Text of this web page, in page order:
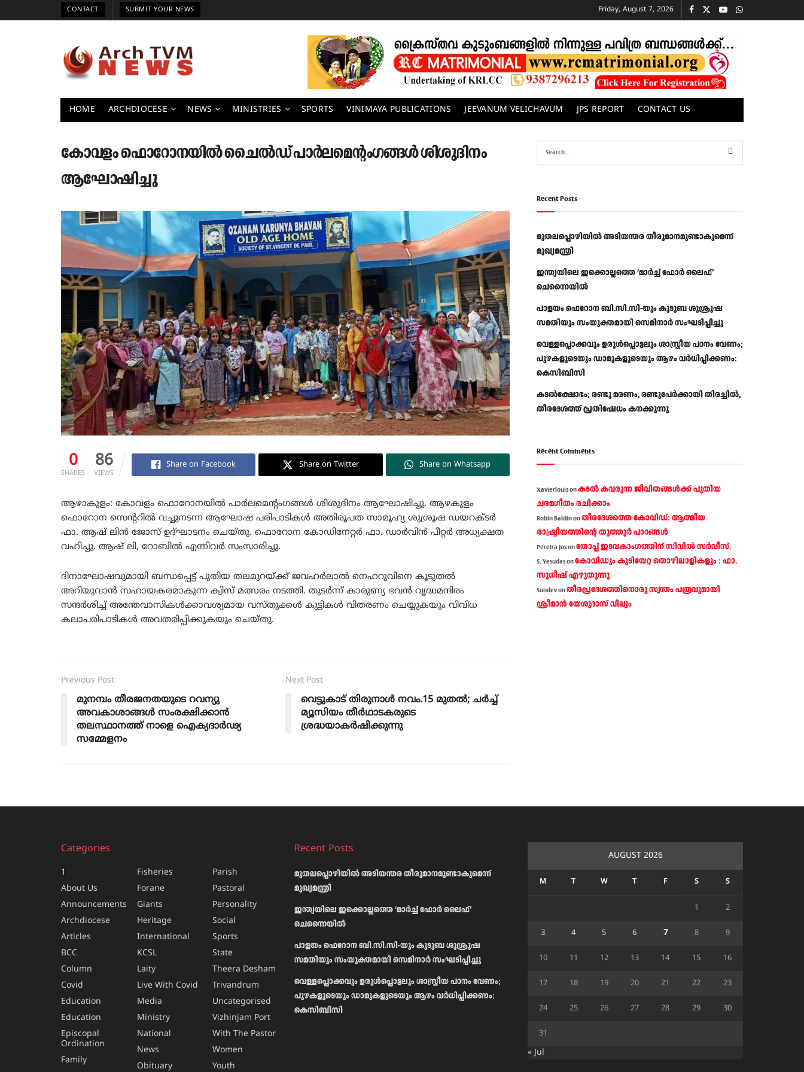
CONTACT SUBMIT YOUR NEWS Friday, August 7, 2026
HOME ARCHDIOCESE NEWS MINISTRIES SPORTS VINIMAYA PUBLICATIONS JEEVANUM VELICHAVUM JPS REPORT CONTACT US
കോവളം ഫൊറോനയിൽ ചൈൽഡ് പാർലമെന്റംഗങ്ങൾ ശിശുദിനം
ആഘോഷിച്ചു
0
SHARES
86
VIEWS
Share on Facebook Share on Twitter Share on Whatsapp
ആഴാകുളം: കോവളം ഫൊറോനയിൽ പാർലമെന്റംഗങ്ങൾ ശിശുദിനം ആഘോഷിച്ചു. ആഴകുളം
ഫൊറോന സെന്ററിൽ വച്ചുനടന്ന ആഘോഷ പരിപാടികൾ അതിരൂപത സാമൂഹ്യ ശുശ്രൂഷ ഡയറക്ടർ
ഫാ. ആഷ് ലിൻ ജോസ് ഉദ്ഘാടനം ചെയ്തു. ഫൊറോന കോഡിനേറ്റർ ഫാ. ഡാർവിൻ പീറ്റർ അധ്യക്ഷത
വഹിച്ചു. ആഷ് ലി, റോബിൽ എന്നിവർ സംസാരിച്ചു.
ദിനാഘോഷവുമായി ബന്ധപ്പെട്ട് പുതിയ തലമുറയ്ക്ക് ജവഹർലാൽ നെഹറുവിനെ കൂടുതൽ
അറിയുവാൻ സഹായകരമാകുന്ന ക്വിസ് മത്സരം നടത്തി. തുടർന്ന് കാരുണ്യ ഭവൻ വൃദ്ധമന്ദിരം
സന്ദർശിച്ച് അന്തേവാസികൾക്കാവശ്യമായ വസ്തുക്കൾ കുട്ടികൾ വിതരണം ചെയ്യുകയും വിവിധ
കലാപരിപാടികൾ അവതരിപ്പിക്കുകയും ചെയ്തു.
Previous Post
മുനമ്പം തീരജനതയുടെ റവന്യു
അവകാശാങ്ങൾ സംരക്ഷിക്കാൻ
തലസ്ഥാനത്ത് നാളെ ഐക്യദാർഢ്യ
സമ്മേളനം
Next Post
വെട്ടുകാട് തിരുനാൾ നവം.15 മുതൽ; ചർച്ച്
മ്യൂസിയം തീർഥാടകരുടെ
ശ്രദ്ധയാകർഷിക്കുന്നു
Recent Posts
മുതലപ്പൊഴിയിൽ അടിയന്തര തീരുമാനമുണ്ടാകുമെന്ന്
മുഖ്യമന്ത്രി
ഇന്ത്യയിലെ ഇക്കൊല്ലത്തെ ‘മാർച്ച് ഫോർ ലൈഫ്’
ചെന്നൈയിൽ
പാളയം ഫെറോന ബി.സി.സി-യും കുടുബ ശുശ്രൂഷ
സമതിയും സംയുക്തമായി സെമിനാർ സംഘടിപ്പിച്ചു
വെള്ളപ്പൊക്കവും ഉരുള്‍പ്പൊട്ടലും ശാസ്ത്രീയ പഠനം വേണം;
പുഴകളുടെയും ഡാമുകളുടെയും ആഴം വര്‍ധിപ്പിക്കണം:
കെസിബിസി
കടൽക്ഷോഭം; രണ്ടു മരണം, രണ്ടുപേർക്കായി തിരച്ചിൽ,
തീരദേശത്ത് പ്രതിഷേധം കനക്കുന്നു
Recent Comments
Xavierlouisonകടല്‍ കവരുന്ന ജീവിതങ്ങള്‍ക്ക് പുതിയ
ചരമഗീതം രചിക്കാം
Robin Baldinonതീരദേശത്തെ കോവിഡ്: ആത്മീയ
രാഷ്ട്രീയത്തിന്റെ തൂത്തൂര്‍ പാഠങ്ങൾ
Pereira Josonതോപ്പ് ഇടവകാംഗത്തിന് സിവിൽ സർവീസ്.
S. Yesudasonകോവിഡും കുടിയേറ്റ തൊഴിലാളികളും : ഫാ.
സുധീഷ് എഴുതുന്നു
Sundevonതീരപ്രദേശത്തിനൊരു സ്വന്തം പത്രവുമായി
ശ്രീമാന്‍ യേശുദാസ് വില്യം
Categories
1
About Us
Announcements
Archdiocese
Articles
BCC
Column
Covid
Education
Education
Episcopal
Ordination
Family
Fisheries
Forane
Giants
Heritage
International
KCSL
Laity
Live With Covid
Media
Ministry
National
News
Obituary
Parish
Pastoral
Personality
Social
Sports
State
Theera Desham
Trivandrum
Uncategorised
Vizhinjam Port
With The Pastor
Women
Youth
Recent Posts
മുതലപ്പൊഴിയിൽ അടിയന്തര തീരുമാനമുണ്ടാകുമെന്ന്
മുഖ്യമന്ത്രി
ഇന്ത്യയിലെ ഇക്കൊല്ലത്തെ ‘മാർച്ച് ഫോർ ലൈഫ്’
ചെന്നൈയിൽ
പാളയം ഫെറോന ബി.സി.സി-യും കുടുബ ശുശ്രൂഷ
സമതിയും സംയുക്തമായി സെമിനാർ സംഘടിപ്പിച്ചു
വെള്ളപ്പൊക്കവും ഉരുള്‍പ്പൊട്ടലും ശാസ്ത്രീയ പഠനം വേണം;
പുഴകളുടെയും ഡാമുകളുടെയും ആഴം വര്‍ധിപ്പിക്കണം:
കെസിബിസി
AUGUST 2026
M T W T F S S
1 2
3 4 5 6 7 8 9
10 11 12 13 14 15 16
17 18 19 20 21 22 23
24 25 26 27 28 29 30
31
« Jul